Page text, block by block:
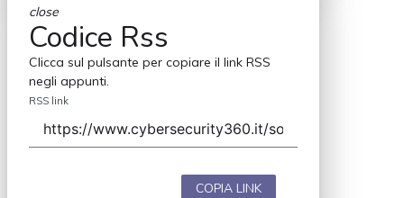
close
Codice Rss
Clicca sul pulsante per copiare il link RSS
negli appunti.
RSS link
COPIA LINK